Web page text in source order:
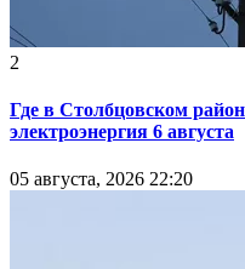
2
Где в Столбцовском
электроэнергия 6 августа
05 августа, 2026 22:20